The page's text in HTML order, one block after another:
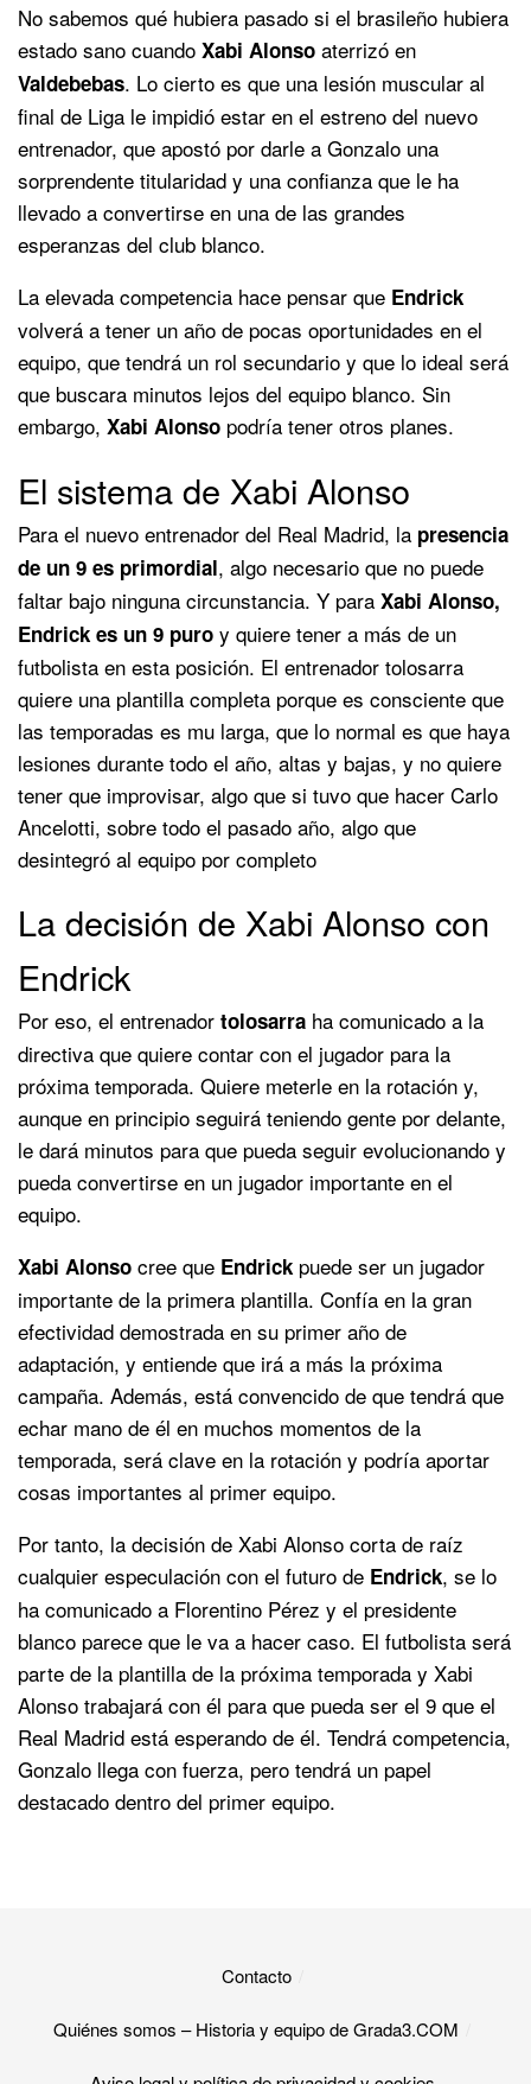
No sabemos qué hubiera pasado si el brasileño hubiera
estado sano cuando Xabi Alonso aterrizó en
Valdebebas. Lo cierto es que una lesión muscular al
final de Liga le impidió estar en el estreno del nuevo
entrenador, que apostó por darle a Gonzalo una
sorprendente titularidad y una confianza que le ha
llevado a convertirse en una de las grandes
esperanzas del club blanco.
La elevada competencia hace pensar que Endrick
volverá a tener un año de pocas oportunidades en el
equipo, que tendrá un rol secundario y que lo ideal será
que buscara minutos lejos del equipo blanco. Sin
embargo, Xabi Alonso podría tener otros planes.
El sistema de Xabi Alonso
Para el nuevo entrenador del Real Madrid, la presencia
de un 9 es primordial, algo necesario que no puede
faltar bajo ninguna circunstancia. Y para Xabi Alonso,
Endrick es un 9 puro y quiere tener a más de un
futbolista en esta posición. El entrenador tolosarra
quiere una plantilla completa porque es consciente que
las temporadas es mu larga, que lo normal es que haya
lesiones durante todo el año, altas y bajas, y no quiere
tener que improvisar, algo que si tuvo que hacer Carlo
Ancelotti, sobre todo el pasado año, algo que
desintegró al equipo por completo
La decisión de Xabi Alonso con
Endrick
Por eso, el entrenador tolosarra ha comunicado a la
directiva que quiere contar con el jugador para la
próxima temporada. Quiere meterle en la rotación y,
aunque en principio seguirá teniendo gente por delante,
le dará minutos para que pueda seguir evolucionando y
pueda convertirse en un jugador importante en el
equipo.
Xabi Alonso cree que Endrick puede ser un jugador
importante de la primera plantilla. Confía en la gran
efectividad demostrada en su primer año de
adaptación, y entiende que irá a más la próxima
campaña. Además, está convencido de que tendrá que
echar mano de él en muchos momentos de la
temporada, será clave en la rotación y podría aportar
cosas importantes al primer equipo.
Por tanto, la decisión de Xabi Alonso corta de raíz
cualquier especulación con el futuro de Endrick, se lo
ha comunicado a Florentino Pérez y el presidente
blanco parece que le va a hacer caso. El futbolista será
parte de la plantilla de la próxima temporada y Xabi
Alonso trabajará con él para que pueda ser el 9 que el
Real Madrid está esperando de él. Tendrá competencia,
Gonzalo llega con fuerza, pero tendrá un papel
destacado dentro del primer equipo.
Contacto
Quiénes somos – Historia y equipo de Grada3.COM